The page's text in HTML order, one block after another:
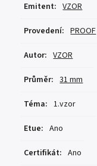
Emitent: VZOR
Provedení: PROOF
Autor: VZOR
Průměr: 31 mm
Téma: 1.vzor
Etue: Ano
Certifikát: Ano